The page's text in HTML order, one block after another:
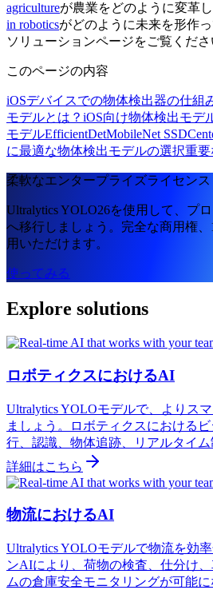
agricultureが農業をどのように変革
in roboticsがどのように未来を形作
ソリューションページをご覧くださ
このページの内容
iOSデバイスでの物体検出器の仕組
モデルとは？ iOS向け物体検出モデ
モデルEfficientDetMobileNet SSD
に最適な物体検出モデルの選択重要
柔軟なエンタープライズライセンス
Ultralytics YOLO26を使用して、プ
へ移行しましょう。完全な商用権
用いただけます。
使ってみる
Explore solutions
ロボティクスにおけるAI
Ultralytics YOLOモデルで、よりス
ましょう。ロボティクスにおける
行、認識、物体追跡、リアルタイム
詳細はこちら
物流におけるAI
Ultralytics YOLOモデルで物流を効
ンAIにより、荷物の検査、仕分け
ムの倉庫安全モニタリングが可能に